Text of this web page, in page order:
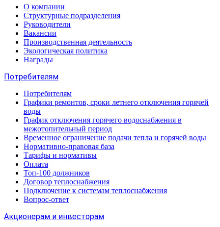
О компании
Структурные подразделения
Руководители
Вакансии
Производственная деятельность
Экологическая политика
Награды
Потребителям
Потребителям
Графики ремонтов, сроки летнего отключения горячей
воды
График отключения горячего водоснабжения в
межотопительный период
Временное ограничение подачи тепла и горячей воды
Нормативно-правовая база
Тарифы и нормативы
Оплата
Топ-100 должников
Договор теплоснабжения
Подключение к системам теплоснабжения
Вопрос-ответ
Акционерам и инвесторам